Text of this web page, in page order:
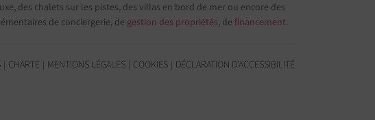
des chalets sur les pistes, des villas en bord de mer ou encore des
de conciergerie, de gestion des propriétés, de financement.
CHARTE MENTIONS LÉGALES COOKIES DÉCLARATION D'ACCESSIBILITÉ